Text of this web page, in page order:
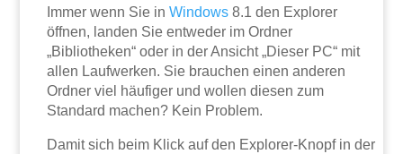
Immer wenn Sie inWindows 8.1 den Explorer
öffnen, landen Sie entweder im Ordner
„Bibliotheken“ oder in der Ansicht „Dieser PC“ mit
allen Laufwerken. Sie brauchen einen anderen
Ordner viel häufiger und wollen diesen zum
Standard machen? Kein Problem.
Damit sich beim Klick auf den Explorer-Knopf in der